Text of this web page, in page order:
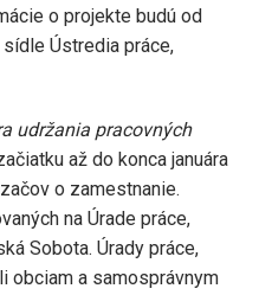
o projekte budú od
Ústredia práce,
udržania pracovných
až do konca januára
o zamestnanie.
na Úrade práce,
Sobota. Úrady práce,
obciam a samosprávnym